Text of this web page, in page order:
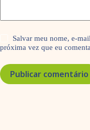
Salvar meu nome, e-
próxima vez que eu
Publicar comentário